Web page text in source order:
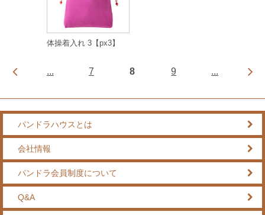
体操着入れ 3【px3】
... 7 8 9 ...
パンドラハウスとは
会社情報
パンドラ会員制度について
Q&A